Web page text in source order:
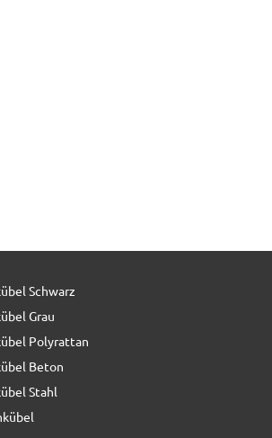
Schwarz
Grau
Polyrattan
Beton
Stahl